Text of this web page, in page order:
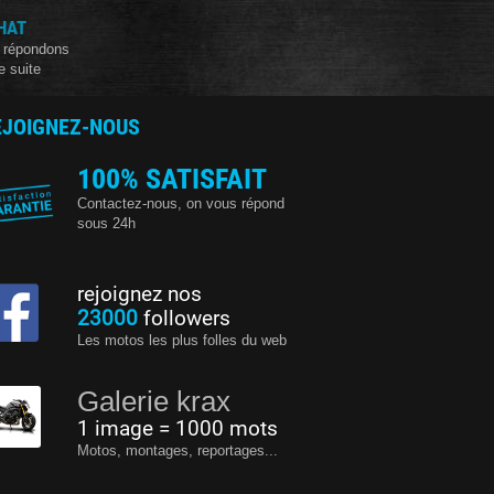
suite
NOUS
100% SATISFAIT
Contactez-nous, on vous répond
sous 24h
rejoignez nos
23000followers
Les motos les plus folles du web
Galerie krax
1 image = 1000 mots
Motos, montages, reportages...